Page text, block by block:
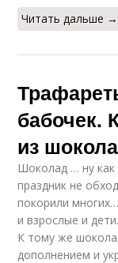
Читать дальше →
бабочек.
из
Шоколад … ну
праздник не
покорили
и взрослые и дети.
К тому же
дополнением и